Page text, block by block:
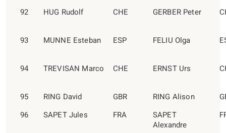
92 HUG Rudolf CHE GERBER Peter
93 MUNNE Esteban ESP FELIU Olga
94 TREVISAN Marco CHE ERNST Urs
95 RING David GBR RING Alison
96
SAPET Jules FRA
SAPET
Alexandre